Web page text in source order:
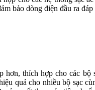
bảo dòng điện đầu ra
thích hợp cho các bộ
quả cho nhiều bộ sạc